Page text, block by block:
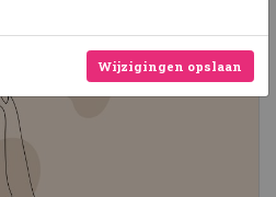
Wijzigingen opslaan